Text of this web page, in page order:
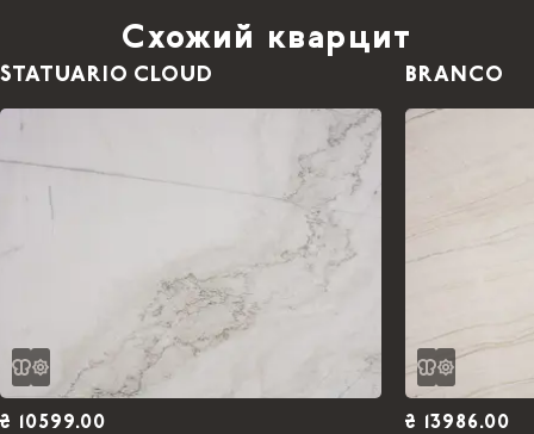
Схожий кварцит
STATUARIO CLOUD
₴ 10599.00
BRANCO
₴ 13986.00